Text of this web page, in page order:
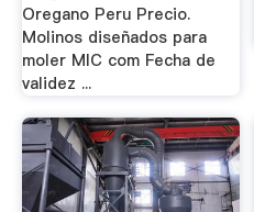
Oregano Peru Precio.
Molinos diseñados para
moler MIC com Fecha de
validez ...